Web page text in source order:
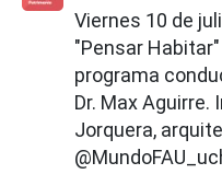
Viernes 10 de
"Pensar
programa
Dr. Max Aguirre.
Jorquera,